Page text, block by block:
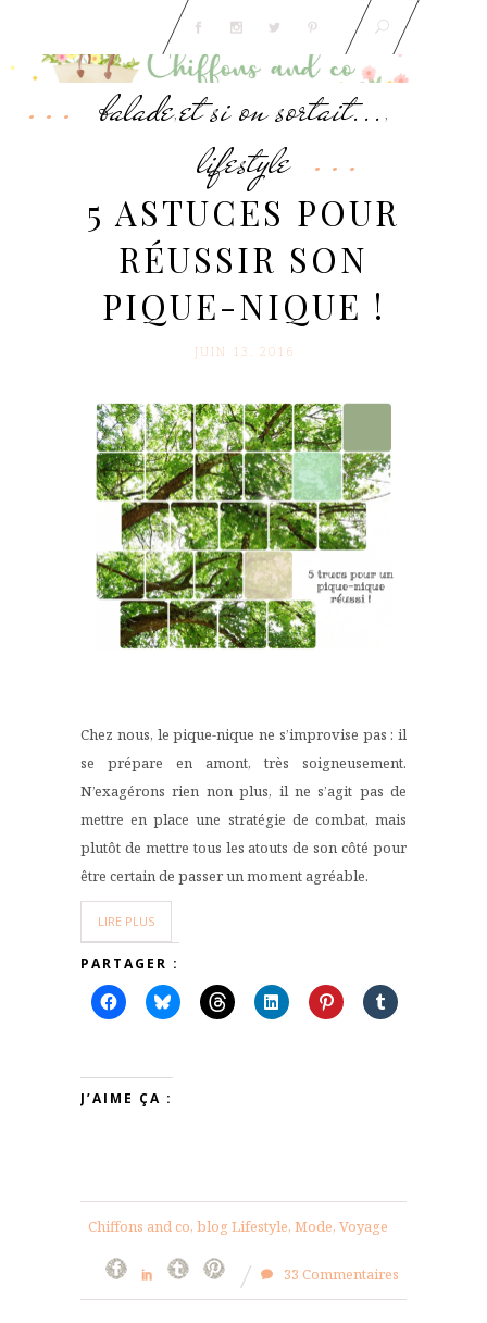
balade,et si on sortait... ,
lifestyle
5 ASTUCES POUR
RÉUSSIR SON
PIQUE-NIQUE !
JUIN 13. 2016
Chez nous, le pique-nique ne s’improvise pas : il
se prépare en amont, très soigneusement.
N’exagérons rien non plus, il ne s’agit pas de
mettre en place une stratégie de combat, mais
plutôt de mettre tous les atouts de son côté pour
être certain de passer un moment agréable.
LIRE PLUS
PARTAGER :
J’AIME ÇA :
Chiffons and co, blog Lifestyle, Mode, Voyage
33 Commentaires